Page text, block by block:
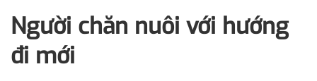
Người chăn nuôi với hướng
đi mới